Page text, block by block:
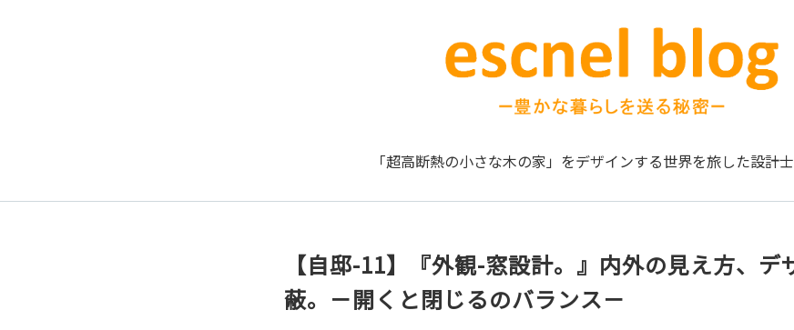
「超高断熱の小さな木の家」をデザインする世界を旅した設計
【自邸-11】『外観-窓設計。』内外の見え方、デ
蔽。－開くと閉じるのバランス－